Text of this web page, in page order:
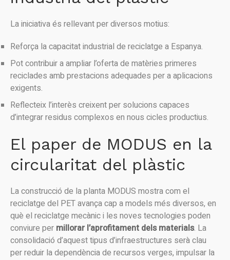
La iniciativa és rellevant per diversos motius:
Reforça la capacitat industrial de reciclatge a Espanya.
Pot contribuir a ampliar l’oferta de matèries primeres
reciclades amb prestacions adequades per a aplicacions
exigents.
Reflecteix l’interès creixent per solucions capaces
d’integrar residus complexos en nous cicles productius.
El paper de MODUS en la
circularitat del plàstic
La construcció de la planta MODUS mostra com el
reciclatge del PET avança cap a models més diversos, en
què el reciclatge mecànic i les noves tecnologies poden
conviure per millorar l’aprofitament dels materials. La
consolidació d’aquest tipus d’infraestructures serà clau
per reduir la dependència de recursos verges, impulsar la